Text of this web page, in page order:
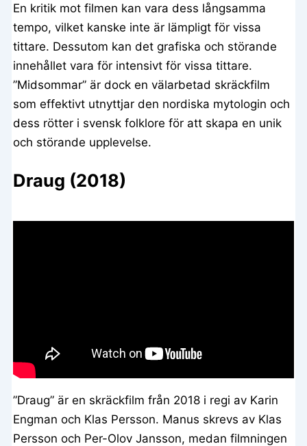
En kritik mot filmen kan vara dess långsamma
tempo, vilket kanske inte är lämpligt för vissa
tittare. Dessutom kan det grafiska och störande
innehållet vara för intensivt för vissa tittare.
”Midsommar” är dock en välarbetad skräckfilm
som effektivt utnyttjar den nordiska mytologin och
dess rötter i svensk folklore för att skapa en unik
och störande upplevelse.
Draug (2018)
”Draug” är en skräckfilm från 2018 i regi av Karin
Engman och Klas Persson. Manus skrevs av Klas
Persson och Per-Olov Jansson, medan filmningen